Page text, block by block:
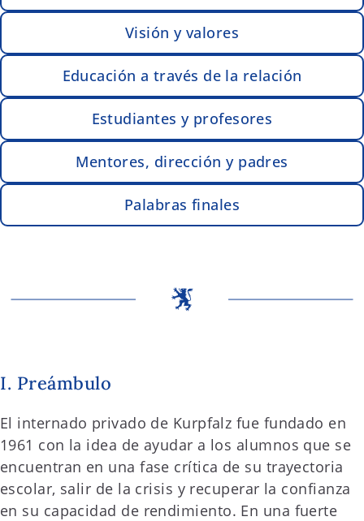
Visión y valores
Educación a través de la relación
Estudiantes y profesores
Mentores, dirección y padres
Palabras finales
I. Preámbulo
El internado privado de Kurpfalz fue fundado en
1961 con la idea de ayudar a los alumnos que se
encuentran en una fase crítica de su trayectoria
escolar, salir de la crisis y recuperar la confianza
en su capacidad de rendimiento. En una fuerte